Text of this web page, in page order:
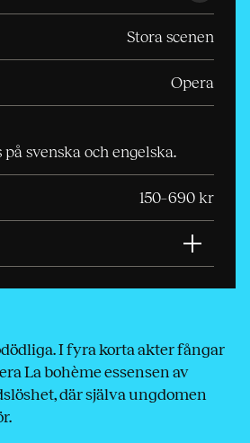
Stora scenen
Opera
svenska och engelska.
150–690 kr
I fyra korta akter fångar
La bohème essensen av
där själva ungdomen